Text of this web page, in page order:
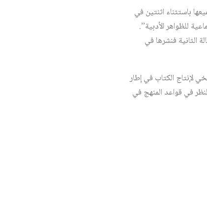
نهاية عام 1967. وقد نشرت المقالات جميعها باستثناء اثنتين في
للظواهر الأدبية”.
الثانية فنشرها في
لإنتاج الكتاب في إطار
في قواعد المنهج في